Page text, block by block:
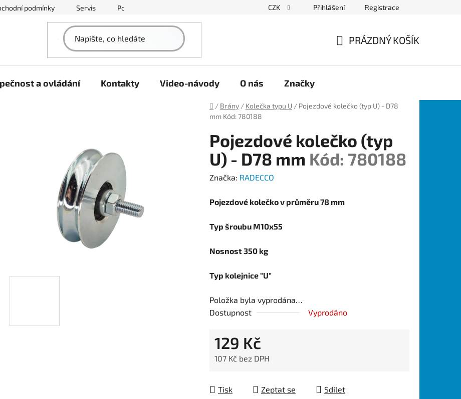
podmínky Servis Podmínky ochrany osobních údajů CZK Přihlášení Registrace
PRÁZDNÝ KOŠÍK
a ovládání Kontakty Video-návody O nás Značky
Domů
/ Brány / Kolečka typu U / Pojezdové kolečko (typ U) - D78
mm Kód: 780188
Pojezdové kolečko (typ
U) - D78 mm Kód: 780188
Značka: RADECCO
Pojezdové kolečko v průměru 78 mm
Typ šroubu M10x55
Nosnost 350 kg
Typ kolejnice "U"
Položka byla vyprodána…
Dostupnost
Vyprodáno
129 Kč
107 Kč bez DPH
Tisk
Zeptat se Sdílet